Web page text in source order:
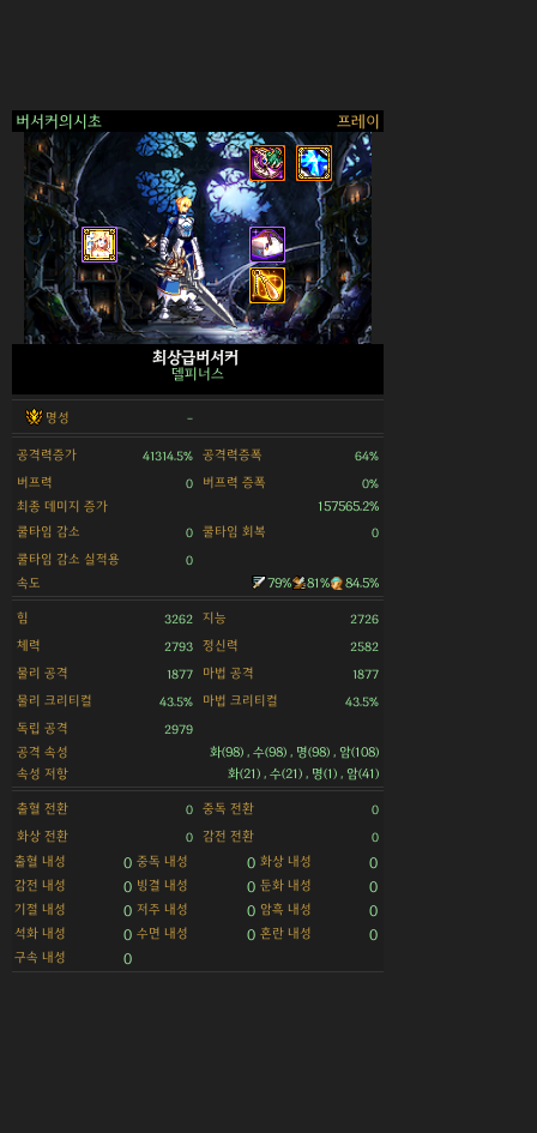
버서커의시초 프레이
최상급버서커
델피너스
명성 -
공격력증가 41314.5% 공격력증폭 64%
버프력 0 버프력 증폭 0%
최종 데미지 증가
157565.2%
쿨타임 감소
0 쿨타임 회복 0
쿨타임 감소 실적용 0
속도 79% 81% 84.5%
힘 3262 지능 2726
체력 2793 정신력 2582
물리 공격 1877 마법 공격 1877
물리 크리티컬 43.5% 마법 크리티컬 43.5%
독립 공격 2979
공격 속성
화(98) , 수(98) , 명(98) , 암(108)
속성 저항
화(21) , 수(21) , 명(1) , 암(41)
출혈 전환 0 중독 전환 0
화상 전환 0 감전 전환 0
출혈 내성 0 중독 내성 0 화상 내성 0
감전 내성 0 빙결 내성 0 둔화 내성 0
기절 내성 0 저주 내성 0 암흑 내성 0
석화 내성 0 수면 내성 0 혼란 내성 0
구속 내성 0